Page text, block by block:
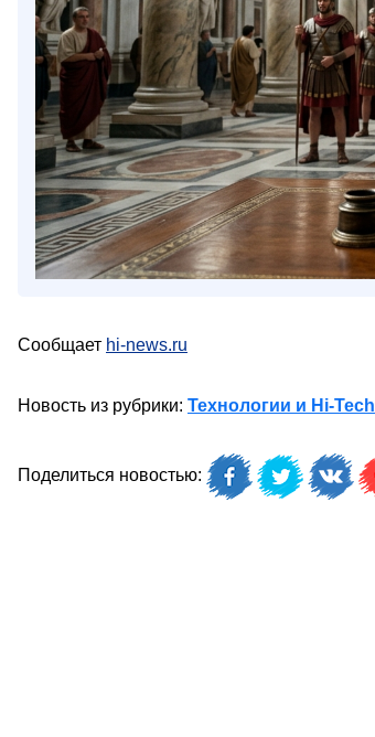
Сообщает hi-news.ru
Новость из рубрики: Технологии и Hi-Tech
Поделиться новостью: